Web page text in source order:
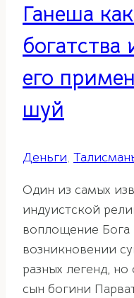
Ганеша
его
шуй
Деньги,
Один из самых
индуистской
воплощение Бога
возникновении
разных легенд,
сын богини